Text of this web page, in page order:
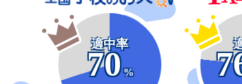
適中率
70
%